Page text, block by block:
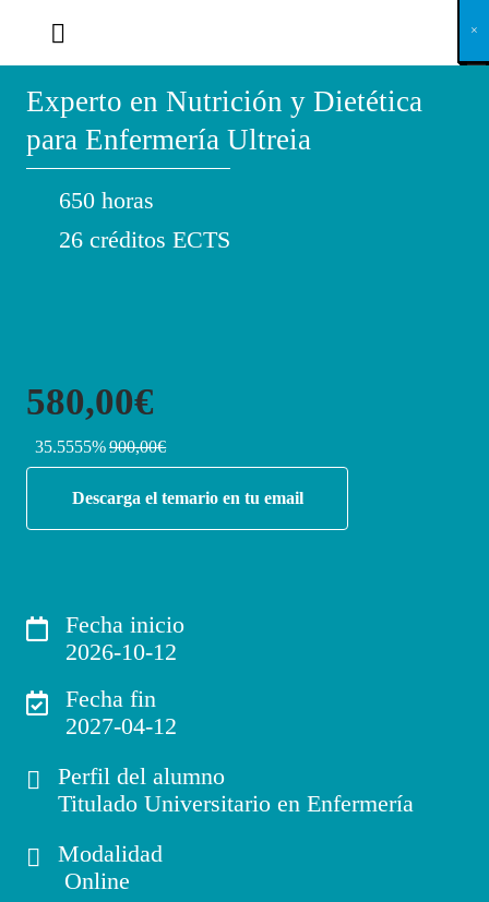
Experto en Nutrición y Dietética
para Enfermería Ultreia
650 horas
26 créditos ECTS
580,00€
35.5555%900,00€
Descarga el temario en tu email
Fecha inicio
2026-10-12
Fecha fin
2027-04-12
Perfil del alumno
Titulado Universitario en Enfermería
Modalidad
Online
X
×
×
×
×
×
×
×
×
×
×
×
×
×
×
×
×
×
×
×
×
×
×
×
×
×
×
×
×
×
×
×
×
×
×
×
×
×
×
×
×
×
×
×
×
×
×
×
×
×
×
×
×
×
×
×
×
×
×
×
×
×
×
×
×
×
×
×
×
×
×
×
×
×
×
×
×
×
×
×
×
×
×
×
×
×
×
×
×
×
×
×
×
×
×
×
×
×
×
×
×
×
×
×
×
×
×
×
×
×
×
×
×
×
×
×
×
×
×
×
×
×
×
×
×
×
×
×
×
×
×
×
×
×
×
×
×
×
×
×
×
×
×
×
×
×
×
×
×
×
×
×
×
×
×
×
×
×
×
×
×
×
×
×
×
×
×
×
×
×
×
×
×
×
×
×
×
×
×
×
×
×
×
×
×
×
×
×
×
×
×
×
×
×
×
×
×
×
×
×
×
×
×
×
×
×
×
×
×
×
×
×
×
×
×
×
×